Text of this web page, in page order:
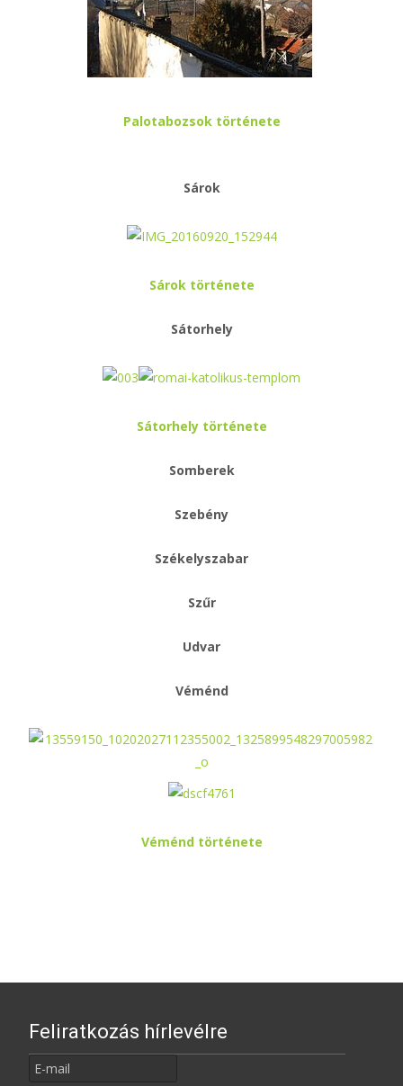
Palotabozsok története
Sárok
Sárok története
Sátorhely
Sátorhely története
Somberek
Szebény
Székelyszabar
Szűr
Udvar
Véménd
Véménd története
Feliratkozás hírlevélre